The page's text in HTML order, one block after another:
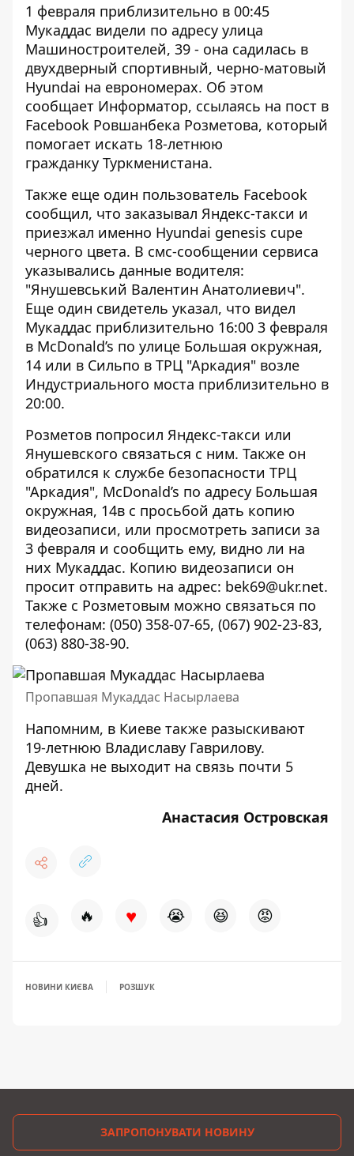
1 февраля приблизительно в 00:45
Мукаддас видели по адресу улица
Машиностроителей, 39 - она садилась в
двухдверный спортивный, черно-матовый
Hyundai на еврономерах. Об этом
сообщает Информатор, ссылаясь на пост в
Facebook Ровшанбека Розметова, который
помогает искать 18-летнюю
гражданку Туркменистана.
Также еще один пользователь Facebook
сообщил, что заказывал Яндекс-такси и
приезжал именно Hyundai genesis cupe
черного цвета. В смс-сообщении сервиса
указывались данные водителя:
"Янушевський Валентин Анатолиевич".
Еще один свидетель указал, что видел
Мукаддас приблизительно 16:00 3 февраля
в McDonald’s по улице Большая окружная,
14 или в Сильпо в ТРЦ "Аркадия" возле
Индустриального моста приблизительно в
20:00.
Розметов попросил Яндекс-такси или
Янушевского связаться с ним. Также он
обратился к службе безопасности ТРЦ
"Аркадия", McDonald’s по адресу Большая
окружная, 14в с просьбой дать копию
видеозаписи, или просмотреть записи за
3 февраля и сообщить ему, видно ли на
них Мукаддас. Копию видеозаписи он
просит отправить на адрес: bek69@ukr.net.
Также с Розметовым можно связаться по
телефонам: (050) 358-07-65, (067) 902-23-83,
(063) 880-38-90.
Пропавшая Мукаддас Насырлаева
Напомним, в Киеве также разыскивают
19-летнюю Владиславу Гаврилову.
Девушка не выходит на связь почти 5
дней.
Анастасия Островская
👍 🔥 ♥ 😭 😆 😡
НОВИНИ КИЄВА РОЗШУК
ЗАПРОПОНУВАТИ НОВИНУ